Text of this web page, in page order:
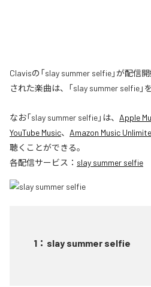
Clavisの「slay summer selfie」が配信
された楽曲は、「slay summer selfie」
なお「slay summer selfie」は、 Apple
YouTube Music、 Amazon Music
聴くことができる。
各配信サービス： slay summer selfie
1 ： slay summer selfie